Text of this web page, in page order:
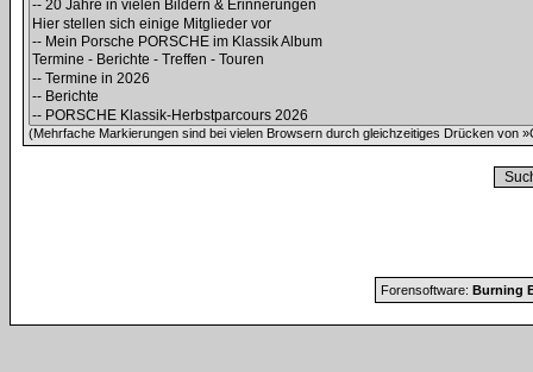
(Mehrfache Markierungen sind bei vielen Browsern durch gleichzeitiges Drücken von
Forensoftware: Burning